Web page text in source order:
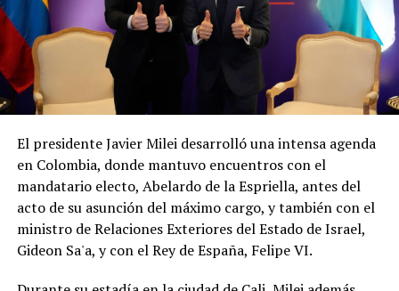
El presidente Javier Milei desarrolló una intensa agenda
en Colombia, donde mantuvo encuentros con el
mandatario electo, Abelardo de la Espriella, antes del
acto de su asunción del máximo cargo, y también con el
ministro de Relaciones Exteriores del Estado de Israel,
Gideon Sa'a, y con el Rey de España, Felipe VI.